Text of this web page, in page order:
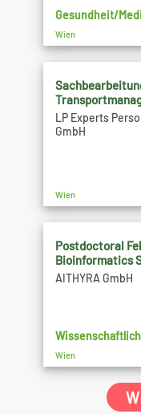
Gesundheit/
Wien
LP Experts
GmbH
Wien
Postdoctoral
Bioinformatics
AITHYRA GmbH
Wien